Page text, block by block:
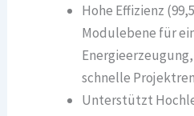
Hohe Effizienz
Modulebene für
schnelle
Unterstützt